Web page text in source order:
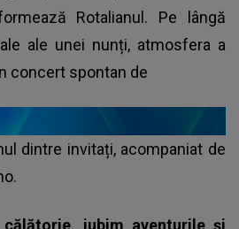
Rotalianul. Pe lângă
ale unei nunți, atmosfera a
concert spontan de
dintre invitați, acompaniat de
iubim aventurile și